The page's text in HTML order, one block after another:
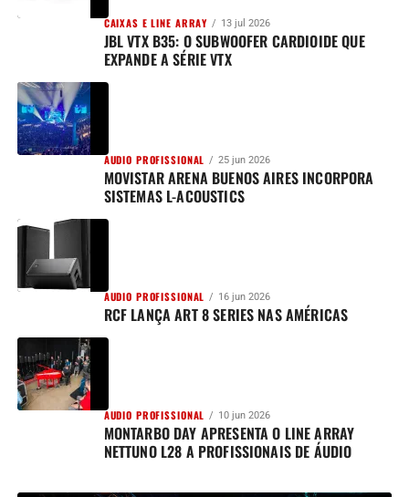
CAIXAS E LINE ARRAY 13 jul 2026
JBL VTX B35: O SUBWOOFER CARDIOIDE QUE
EXPANDE A SÉRIE VTX
AUDIO PROFISSIONAL 25 jun 2026
MOVISTAR ARENA BUENOS AIRES INCORPORA
SISTEMAS L-ACOUSTICS
AUDIO PROFISSIONAL 16 jun 2026
RCF LANÇA ART 8 SERIES NAS AMÉRICAS
AUDIO PROFISSIONAL 10 jun 2026
MONTARBO DAY APRESENTA O LINE ARRAY
NETTUNO L28 A PROFISSIONAIS DE ÁUDIO